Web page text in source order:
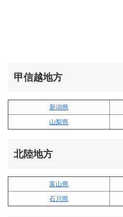
甲信越地方
新潟県
山梨県
北陸地方
富山県
石川県